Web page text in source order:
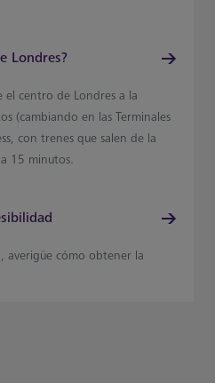
Londres?
el centro de Londres a la
(cambiando en las Terminales
con trenes que salen de la
15 minutos.
averigüe cómo obtener la